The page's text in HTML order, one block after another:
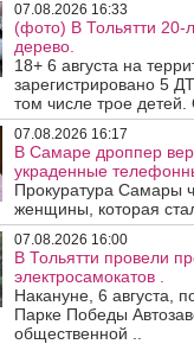
07.08.2026 16:33
(фото) В Тольятти 20-
дерево.
18+ 6 августа на
зарегистрировано 5
том числе трое
07.08.2026 16:17
В Самаре дроппер
украденные
Прокуратура Самары
женщины, которая
07.08.2026 16:00
В Тольятти провели
электросамокатов .
Накануне, 6 августа,
Парке Победы
общественной ..